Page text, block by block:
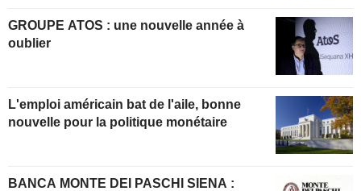
GROUPE ATOS : une nouvelle année à
oublier
L'emploi américain bat de l'aile, bonne
nouvelle pour la politique monétaire
BANCA MONTE DEI PASCHI SIENA :